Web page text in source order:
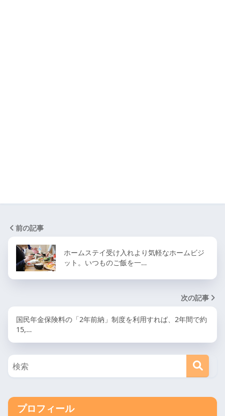
前の記事
ホームステイ受け入れより気軽なホームビジ
ット。いつものご飯を一…
次の記事
国民年金保険料の「2年前納」制度を利用すれば、2年間で約
15,…
プロフィール